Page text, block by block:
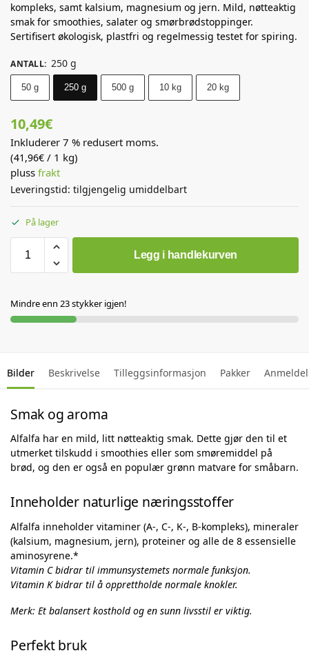
kompleks, samt kalsium, magnesium og jern. Mild, nøtteaktig
smak for smoothies, salater og smørbrødstoppinger.
Sertifisert økologisk, plastfri og regelmessig testet for spiring.
ANTALL: 250 g
50 g 250 g 500 g 10 kg 20 kg
10,49€
Inkluderer 7 % redusert moms.
(41,96€ / 1 kg)
pluss frakt
Leveringstid: tilgjengelig umiddelbart
På lager
Legg i handlekurven
Mindre enn 23 stykker igjen!
Bilder Beskrivelse Tilleggsinformasjon Pakker
Smak og aroma
Alfalfa har en mild, litt nøtteaktig smak. Dette gjør den til et
utmerket tilskudd i smoothies eller som smøremiddel på
brød, og den er også en populær grønn matvare for småbarn.
Inneholder naturlige næringsstoffer
Alfalfa inneholder vitaminer (A-, C-, K-, B-kompleks), mineraler
(kalsium, magnesium, jern), proteiner og alle de 8 essensielle
aminosyrene.*
Vitamin C bidrar til immunsystemets normale funksjon.
Vitamin K bidrar til å opprettholde normale knokler.
Merk: Et balansert kosthold og en sunn livsstil er viktig.
Perfekt bruk